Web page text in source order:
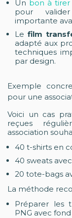
Un bon à tirer
pour
importante
Le film
adapté aux
techniques
par design.
Exemple
pour une
Voici un cas
reçues
association
40 t-shirts en
40 sweats
20 tote-bags
La méthode
Préparer les
PNG avec